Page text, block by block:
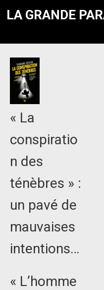
LA GRANDE
« La
conspiratio
n des
ténèbres » :
un pavé de
mauvaises
intentions…
« L’homme